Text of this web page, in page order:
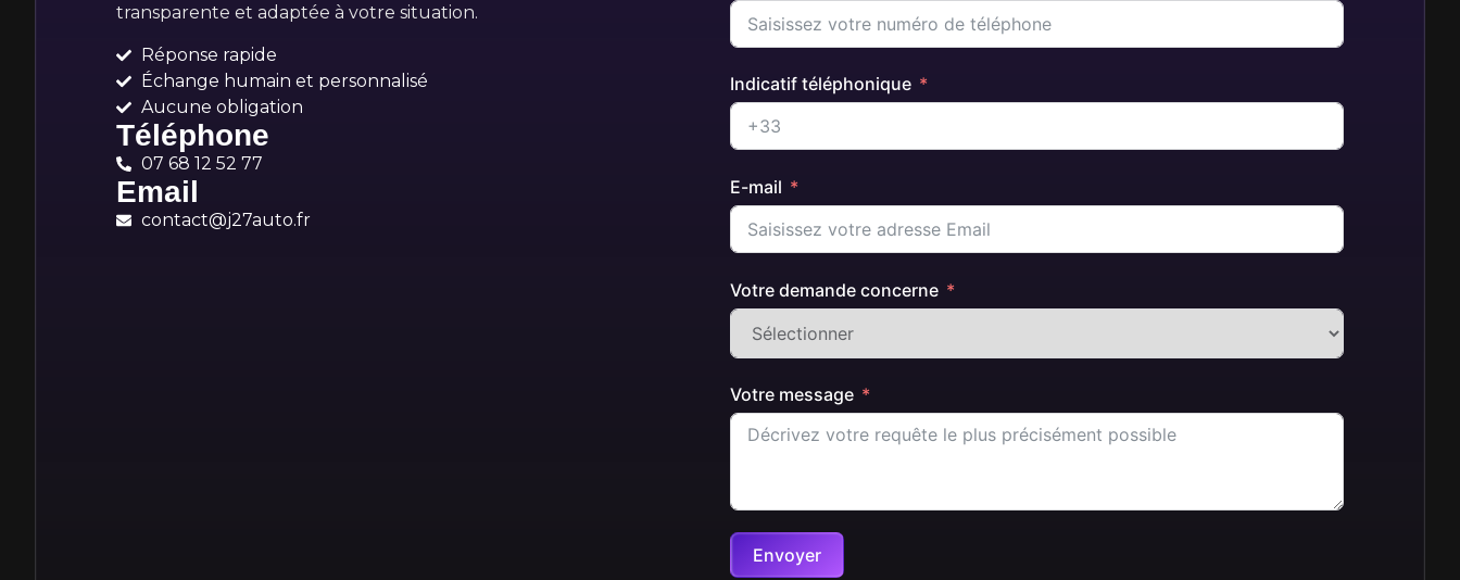
transparente et adaptée à votre situation.
Réponse rapide
Échange humain et personnalisé
Aucune obligation
Téléphone
07 68 12 52 77
Email
contact@j27auto.fr
Indicatif téléphonique
E-mail
Votre demande concerne
Votre message
Envoyer